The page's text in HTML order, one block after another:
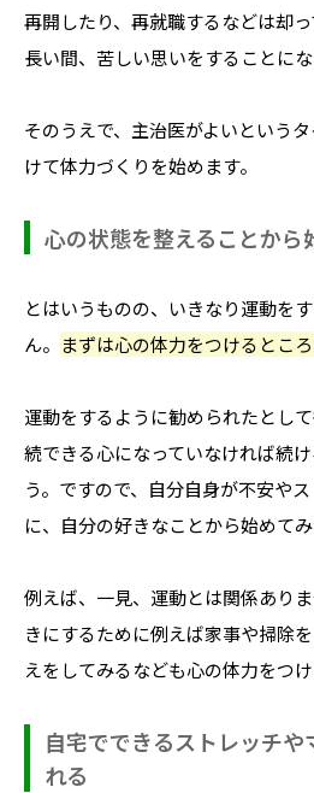
再開したり、再就職するなどは却
長い間、苦しい思いをすることにな
そのうえで、主治医がよいという
けて体力づくりを始めます。
心の状態を整えることから
とはいうものの、いきなり運動を
ん。 まずは心の体力をつけるとこ
運動をするように勧められたとし
続できる心になっていなければ続
う。ですので、自分自身が不安や
に、自分の好きなことから始めてみ
例えば、一見、運動とは関係あり
きにするために例えば家事や掃除
えをしてみるなども心の体力をつけ
自宅でできるストレッチ
れる